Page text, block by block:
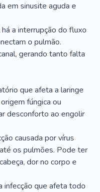
em sinusite aguda e
a interrupção do fluxo
o pulmão.
gerando tanto falta
que afeta a laringe
fúngica ou
desconforto ao engolir
causada por vírus
os pulmões. Pode ter
dor no corpo e
infecção que afeta todo